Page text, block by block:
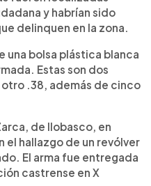
y habrían sido
delinquen en la zona.
una bolsa plástica blanca
Estas son dos
.38, además de cinco
de Ilobasco, en
el hallazgo de un revólver
El arma fue entregada
castrense en X